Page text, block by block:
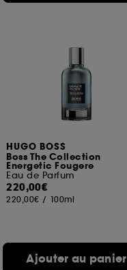
HUGO BOSS
Boss The Collection
Energetic Fougere
Eau de Parfum
220,00€
220,00€ / 100ml
Ajouter au panier